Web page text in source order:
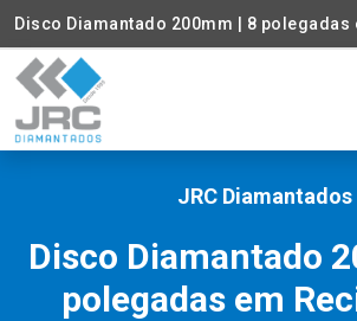
Disco Diamantado 200mm | 8 polegadas
JRC Diamantados
Disco Diamantado
polegadas em